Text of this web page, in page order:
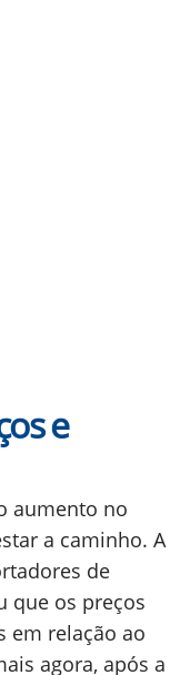
e
aumento no
a caminho. A
de
que os preços
em relação ao
agora, após a